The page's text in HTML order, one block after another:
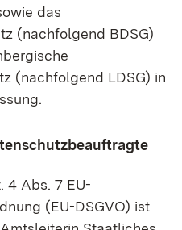
das
(nachfolgend BDSG)
(nachfolgend LDSG) in
4 Abs. 7 EU-
(EU-DSGVO) ist